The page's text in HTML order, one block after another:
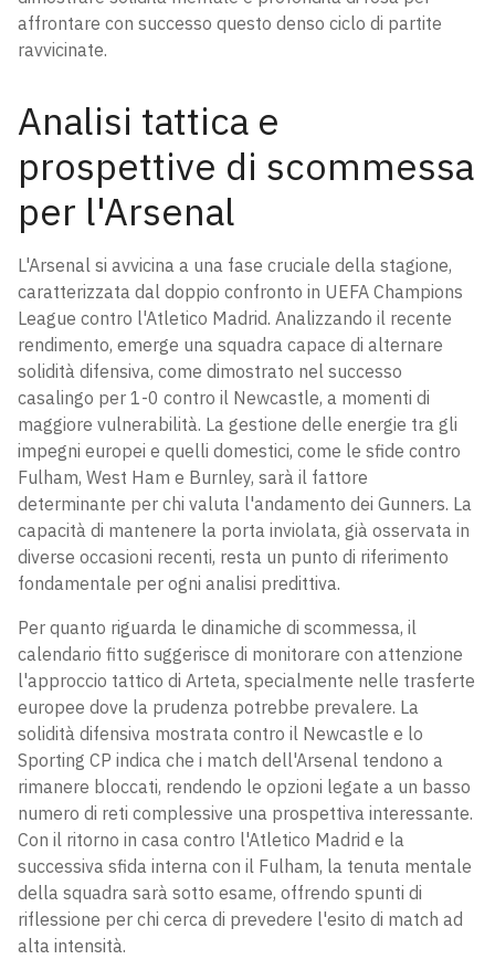
affrontare con successo questo denso ciclo di partite
ravvicinate.
Analisi tattica e
prospettive di scommessa
per l'Arsenal
L'Arsenal si avvicina a una fase cruciale della stagione,
caratterizzata dal doppio confronto in UEFA Champions
League contro l'Atletico Madrid. Analizzando il recente
rendimento, emerge una squadra capace di alternare
solidità difensiva, come dimostrato nel successo
casalingo per 1-0 contro il Newcastle, a momenti di
maggiore vulnerabilità. La gestione delle energie tra gli
impegni europei e quelli domestici, come le sfide contro
Fulham, West Ham e Burnley, sarà il fattore
determinante per chi valuta l'andamento dei Gunners. La
capacità di mantenere la porta inviolata, già osservata in
diverse occasioni recenti, resta un punto di riferimento
fondamentale per ogni analisi predittiva.
Per quanto riguarda le dinamiche di scommessa, il
calendario fitto suggerisce di monitorare con attenzione
l'approccio tattico di Arteta, specialmente nelle trasferte
europee dove la prudenza potrebbe prevalere. La
solidità difensiva mostrata contro il Newcastle e lo
Sporting CP indica che i match dell'Arsenal tendono a
rimanere bloccati, rendendo le opzioni legate a un basso
numero di reti complessive una prospettiva interessante.
Con il ritorno in casa contro l'Atletico Madrid e la
successiva sfida interna con il Fulham, la tenuta mentale
della squadra sarà sotto esame, offrendo spunti di
riflessione per chi cerca di prevedere l'esito di match ad
alta intensità.